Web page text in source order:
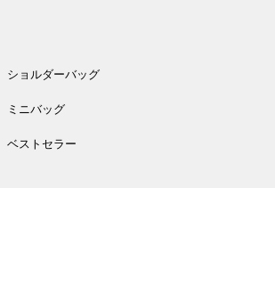
ショルダーバッグ
ミニバッグ
ベストセラー